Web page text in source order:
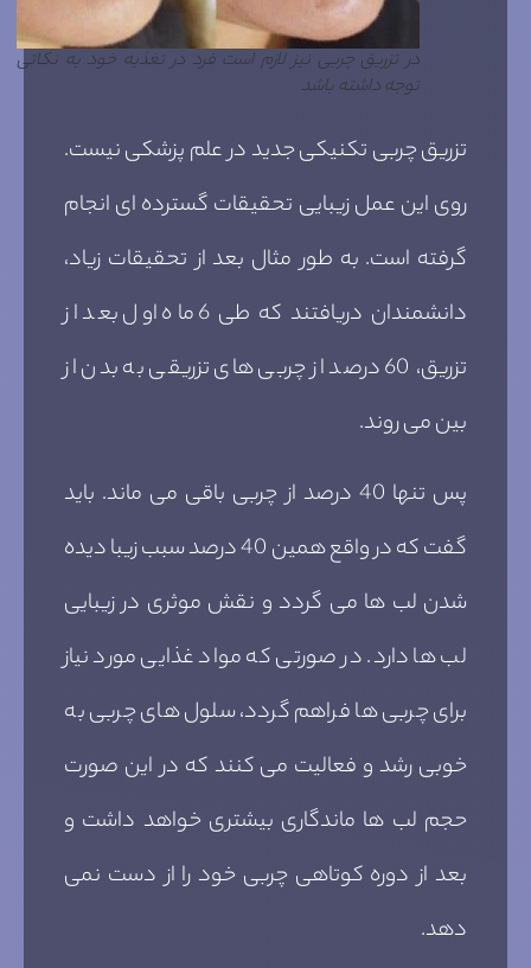
در تزریق چربی نیز لازم است فرد در تغذیه خود به نکاتی
توجه داشته باشد
تزریق چربی تکنیکی جدید در علم پزشکی نیست.
روی این عمل زیبایی تحقیقات گسترده ای انجام
گرفته است. به طور مثال بعد از تحقیقات زیاد،
دانشمندان دریافتند که طی 6 ماه اول بعد از
تزریق، 60 درصد از چربی های تزریقی به بدن از
بین می روند.
پس تنها 40 درصد از چربی باقی می ماند. باید
گفت که در واقع همین 40 درصد سبب زیبا دیده
شدن لب ها می گردد و نقش موثری در زیبایی
لب ها دارد. در صورتی که مواد غذایی مورد نیاز
برای چربی ها فراهم گردد، سلول های چربی به
خوبی رشد و فعالیت می کنند که در این صورت
حجم لب ها ماندگاری بیشتری خواهد داشت و
بعد از دوره کوتاهی چربی خود را از دست نمی
دهد.